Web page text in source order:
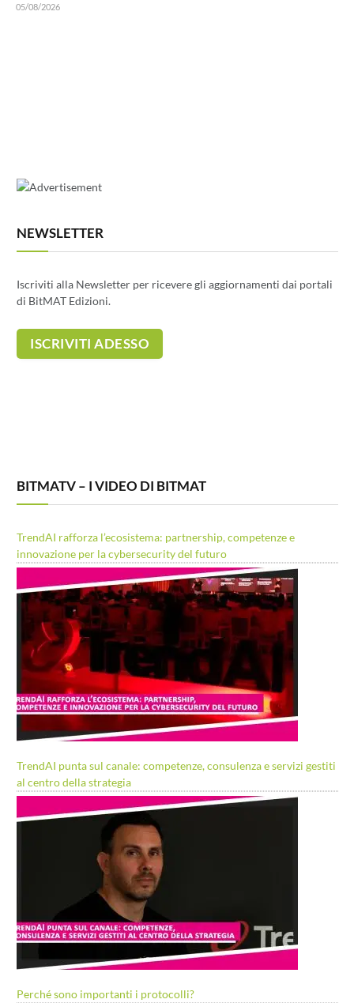
05/08/2026
NEWSLETTER
Iscriviti alla Newsletter per ricevere gli aggiornamenti dai portali
di BitMAT Edizioni.
BITMATV – I VIDEO DI BITMAT
TrendAI rafforza l’ecosistema: partnership, competenze e
innovazione per la cybersecurity del futuro
TrendAI punta sul canale: competenze, consulenza e servizi gestiti
al centro della strategia
Perché sono importanti i protocolli?